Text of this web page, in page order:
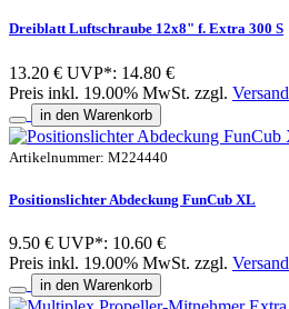
Dreiblatt Luftschraube 12x8" f. Extra 300 S
13.20 € UVP*: 14.80 €
Preis inkl. 19.00% MwSt. zzgl. Versand
in den Warenkorb
Artikelnummer: M224440
Positionslichter Abdeckung FunCub XL
9.50 € UVP*: 10.60 €
Preis inkl. 19.00% MwSt. zzgl. Versand
in den Warenkorb